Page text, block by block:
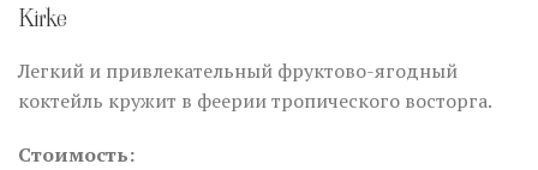
Kirke
Легкий и привлекательный фруктово-ягодный
коктейль кружит в феерии тропического восторга.
Стоимость: